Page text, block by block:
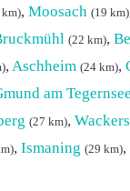
km), Moosach (19 km)
(22 km),
, Aschheim (24 km),
am Tegernsee
(27 km),
, Ismaning (29 km),